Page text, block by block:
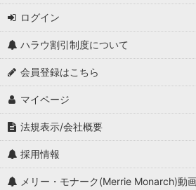
ログイン
ハラウ割引制度について
会員登録はこちら
マイページ
法規表示/会社概要
採用情報
メリー・モナーク(Merrie Monarch)動